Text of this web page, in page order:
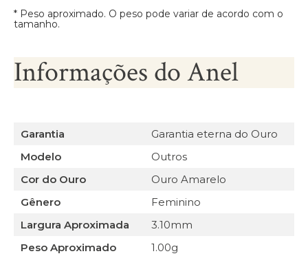
* Peso aproximado. O peso pode variar de acordo com o
tamanho.
Informações do Anel
Garantia
Garantia eterna do Ouro
Modelo
Outros
Cor do Ouro
Ouro Amarelo
Gênero
Feminino
Largura Aproximada
3.10mm
Peso Aproximado
1.00g